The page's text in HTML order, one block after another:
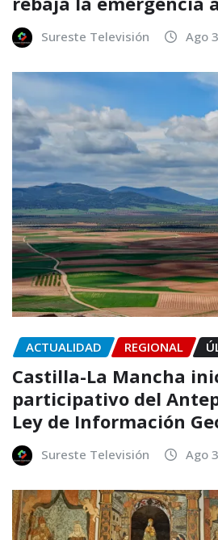
Sureste Televisión Ago
ACTUALIDAD REGIONAL
Castilla-La Mancha
participativo del
Ley de Información
Sureste Televisión Ago